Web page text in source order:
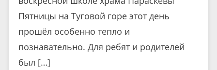
Пятницы на Туговой горе этот день
прошёл особенно тепло и
познавательно. Для ребят и родителей
был […]